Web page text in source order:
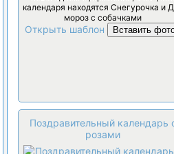
календаря находятся Снегурочка и
мороз с собачками
Открыть шаблон Вставить
Поздравительный календарь
розами